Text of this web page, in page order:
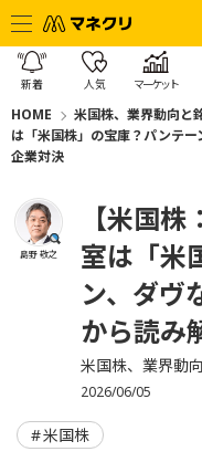
新着 人気 マーケット
HOME 米国株、業界動向と
は「米国株」の宝庫？パンテ
企業対決
島野 敬之
【米国
室は「米
ン、ダヴ
から読み
米国株、業界動
2026/06/05
米国株